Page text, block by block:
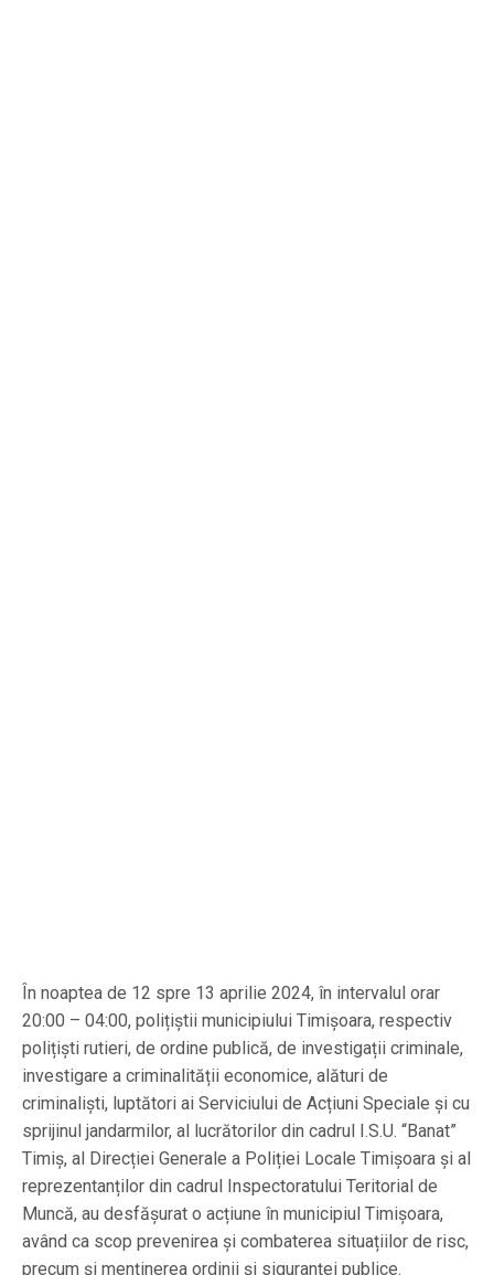
În noaptea de 12 spre 13 aprilie 2024, în intervalul orar
20:00 – 04:00, polițiștii municipiului Timișoara, respectiv
polițiști rutieri, de ordine publică, de investigații criminale,
investigare a criminalității economice, alături de
criminaliști, luptători ai Serviciului de Acțiuni Speciale și cu
sprijinul jandarmilor, al lucrătorilor din cadrul I.S.U. “Banat”
Timiș, al Direcției Generale a Poliției Locale Timișoara și al
reprezentanților din cadrul Inspectoratului Teritorial de
Muncă, au desfășurat o acțiune în municipiul Timișoara,
având ca scop prevenirea și combaterea situațiilor de risc,
precum și menținerea ordinii și siguranței publice.